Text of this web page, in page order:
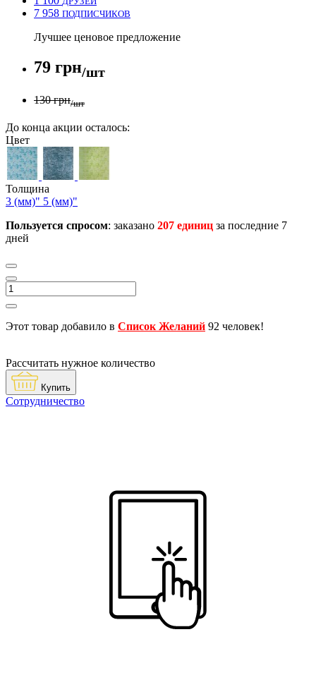
7 958 ПОДПИСЧИКОВ
Лучшее ценовое предложение
79 грн/шт
130 грн/шт
До конца акции осталось:
Цвет
Толщина
3 (мм)" 5 (мм)"
Пользуется спросом: заказано 207 единиц за последние 7
дней
Этот товар добавило в Список Желаний 92 человек!
Рассчитать нужное количество
Купить
Сотрудничество